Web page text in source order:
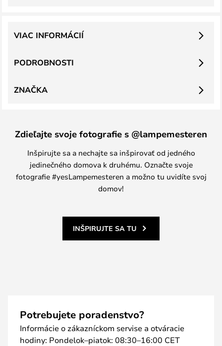
PODROBNOSTI
VIAC INFORMÁCIÍ
ZNAČKA
Zdieľajte svoje fotografie s @lampemesteren
Inšpirujte sa a nechajte sa inšpirovať od jedného
jedinečného domova k druhému. Označte svoje
fotografie #yesLampemesteren a možno tu uvidíte svoj
domov!
INŠPIRUJTE SA TU
Potrebujete poradenstvo?
Informácie o zákazníckom servise a otváracie
hodiny: Pondelok–piatok: 08:30–16:00 CET